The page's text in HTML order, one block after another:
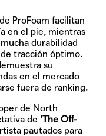
ProFoam facilitan
en el pie, mientras
durabilidad
tracción óptimo.
su
en el mercado
fuera de ranking.
de North
de ‘The Off-
pautados para